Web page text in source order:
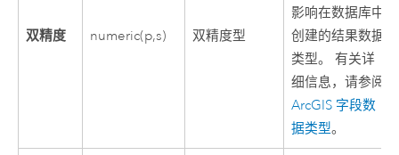
双精度 numeric(p,s) 双精度型
影响在数据库中
创建的结果数据
类型。 有关详
细信息，请参阅
ArcGIS 字段数
据类型。